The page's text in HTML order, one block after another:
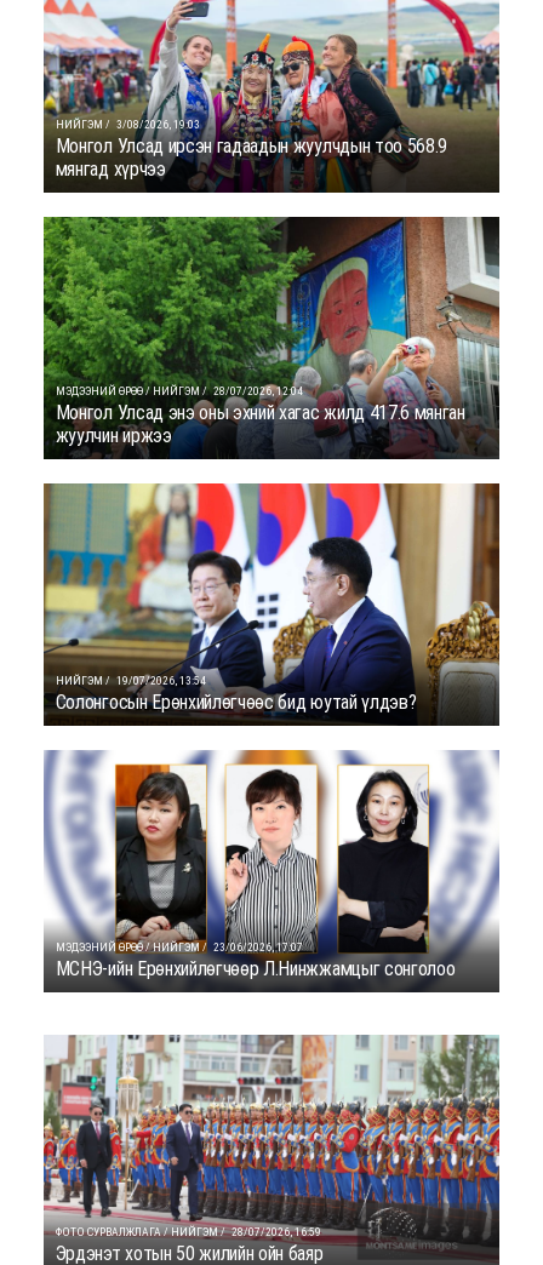
НИЙГЭМ / 3/08/2026, 19:03
Монгол Улсад ирсэн гадаадын жуулчдын тоо 568.9
мянгад хүрчээ
МЭДЭЭНИЙ ӨРӨӨ / НИЙГЭМ / 28/07/2026, 12:04
Монгол Улсад энэ оны эхний хагас жилд 417.6 мянган
жуулчин иржээ
НИЙГЭМ / 19/07/2026, 13:54
Солонгосын Ерөнхийлөгчөөс бид юутай үлдэв?
МЭДЭЭНИЙ ӨРӨӨ / НИЙГЭМ / 23/06/2026, 17:07
МСНЭ-ийн Ерөнхийлөгчөөр Л.Нинжжамцыг сонголоо
ФОТО СУРВАЛЖЛАГА / НИЙГЭМ / 28/07/2026, 16:59
Эрдэнэт хотын 50 жилийн ойн баяр